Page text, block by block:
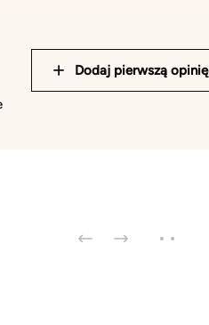
Dodaj pierwszą opinię